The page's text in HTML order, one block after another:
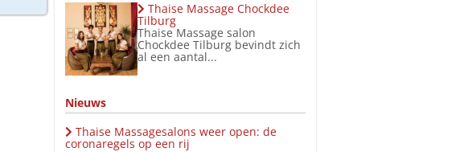
Thaise Massage Chockdee
Tilburg
Thaise Massage salon
Chockdee Tilburg bevindt zich
al een aantal...
Nieuws
Thaise Massagesalons weer open: de
coronaregels op een rij